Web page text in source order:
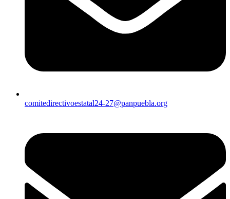
comitedirectivoestatal24-27@panpuebla.org